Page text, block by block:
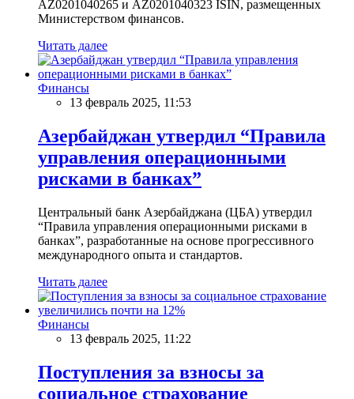
AZ0201040265 и AZ0201040323 ISIN, размещенных
Министерством финансов.
Читать далее
Финансы
13 февраль 2025, 11:53
Азербайджан утвердил “Правила
управления операционными
рисками в банках”
Центральный банк Азербайджана (ЦБА) утвердил
“Правила управления операционными рисками в
банках”, разработанные на основе прогрессивного
международного опыта и стандартов.
Читать далее
Финансы
13 февраль 2025, 11:22
Поступления за взносы за
социальное страхование